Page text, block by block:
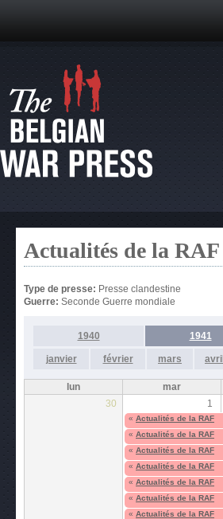
Actualités de la RAF
Type de presse: Presse clandestine
Guerre: Seconde Guerre mondiale
1940 1941
janvier février mars avril
lun mar
30
1
« Actualités de la RAF
« Actualités de la RAF
« Actualités de la RAF
« Actualités de la RAF
« Actualités de la RAF
« Actualités de la RAF
« Actualités de la RAF